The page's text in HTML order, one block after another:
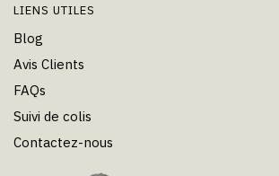
LIENS UTILES
Blog
Avis Clients
FAQs
Suivi de colis
Contactez-nous